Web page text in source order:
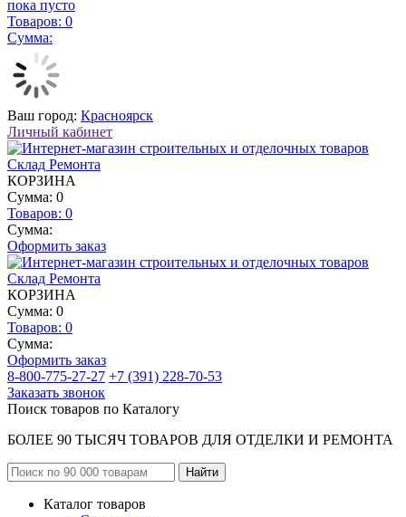
пока пусто
Товаров: 0
Сумма:
Ваш город: Красноярск
Личный кабинет
КОРЗИНА
Сумма: 0
Товаров: 0
Сумма:
Оформить заказ
КОРЗИНА
Сумма: 0
Товаров: 0
Сумма:
Оформить заказ
8-800-775-27-27 +7 (391) 228-70-53
Заказать звонок
Поиск товаров по Каталогу
БОЛЕЕ 90 ТЫСЯЧ ТОВАРОВ ДЛЯ ОТДЕЛКИ И РЕМОНТА
Каталог товаров